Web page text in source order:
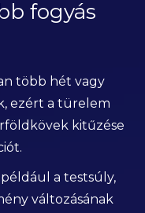
fogyás
több hét vagy
ezért a türelem
kitűzése
a testsúly,
változásának